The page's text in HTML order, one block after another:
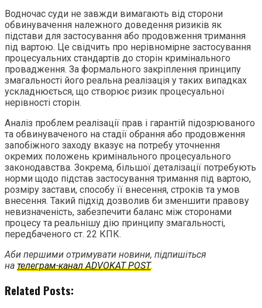
Водночас суди не завжди вимагають від сторони
обвинувачення належного доведення ризиків як
підстави для застосування або продовження тримання
під вартою. Це свідчить про нерівномірне застосування
процесуальних стандартів до сторін кримінального
провадження. За формального закріплення принципу
змагальності його реальна реалізація у таких випадках
ускладнюється, що створює ризик процесуальної
нерівності сторін.
Аналіз проблем реалізації прав і гарантій підозрюваного
та обвинуваченого на стадії обрання або продовження
запобіжного заходу вказує на потребу уточнення
окремих положень кримінального процесуального
законодавства. Зокрема, більшої деталізації потребують
норми щодо підстав застосування тримання під вартою,
розміру застави, способу її внесення, строків та умов
внесення. Такий підхід дозволив би зменшити правову
невизначеність, забезпечити баланс між сторонами
процесу та реальнішу дію принципу змагальності,
передбаченого ст. 22 КПК.
Аби першими отримувати новини, підпишіться
на телеграм-канал ADVOKAT POST.
Related Posts: